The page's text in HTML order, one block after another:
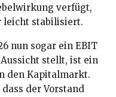
verfügt,
leicht stabilisiert.
nun sogar ein EBIT
stellt, ist ein
den Kapitalmarkt.
der Vorstand